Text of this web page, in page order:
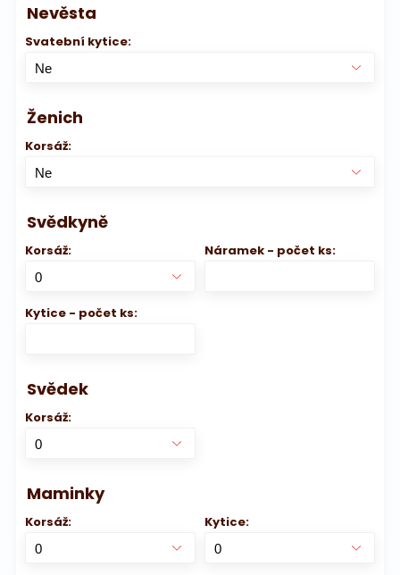
Nevěsta
Svatební kytice:
Ženich
Korsáž:
Svědkyně
Korsáž:
Kytice - počet ks:
Náramek - počet ks:
Svědek
Korsáž:
Maminky
Korsáž: Kytice: